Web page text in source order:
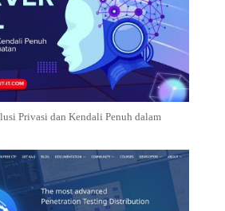
Privasi dan Kendali Penuh dalam